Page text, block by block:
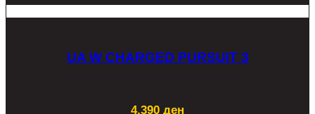
UA W CHARGED PURSUIT 3
4,390 ден